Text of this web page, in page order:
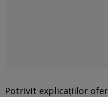
Potrivit explicațiilor